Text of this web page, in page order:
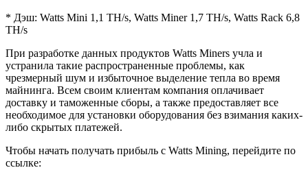
* Дэш: Watts Mini 1,1 TH/s, Watts Miner 1,7 TH/s, Watts Rack 6,8
TH/s
При разработке данных продуктов Watts Miners учла и
устранила такие распространенные проблемы, как
чрезмерный шум и избыточное выделение тепла во время
майнинга. Всем своим клиентам компания оплачивает
доставку и таможенные сборы, а также предоставляет все
необходимое для установки оборудования без взимания каких-
либо скрытых платежей.
Чтобы начать получать прибыль с Watts Mining, перейдите по
ссылке: